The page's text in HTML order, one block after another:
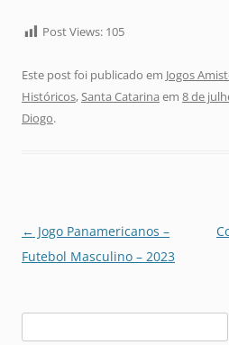
Post Views: 105
Este post foi publicado em Jogos
Históricos,Santa Catarina em 8 de
Diogo.
Navegação
de
← Jogo Panamericanos –
Futebol Masculino – 2023